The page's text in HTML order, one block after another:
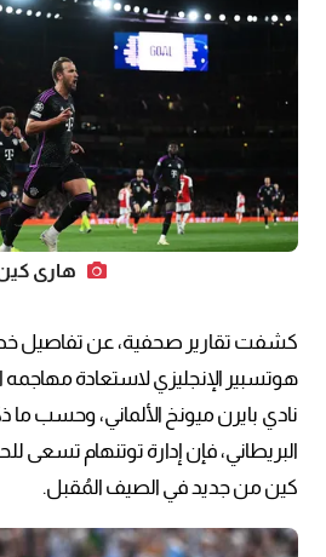
هاري
كشفت تقارير صحفية، عن تفاصيل
هوتسبير الإنجليزي لاستعادة
نادي بايرن ميونخ الألماني، وحسب
البريطاني، فإن إدارة توتنهام تسعى
كين من جديد في الصيف المُقبل.